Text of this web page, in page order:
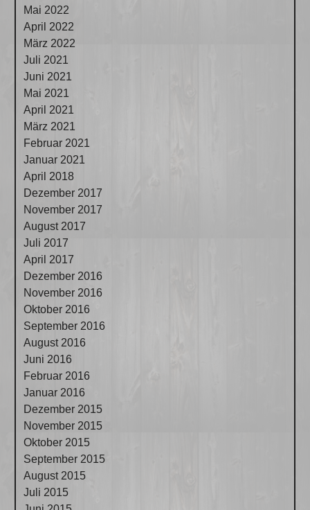
Mai 2022
April 2022
März 2022
Juli 2021
Juni 2021
Mai 2021
April 2021
März 2021
Februar 2021
Januar 2021
April 2018
Dezember 2017
November 2017
August 2017
Juli 2017
April 2017
Dezember 2016
November 2016
Oktober 2016
September 2016
August 2016
Juni 2016
Februar 2016
Januar 2016
Dezember 2015
November 2015
Oktober 2015
September 2015
August 2015
Juli 2015